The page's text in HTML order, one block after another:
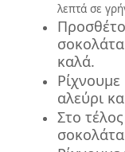
λεπτά σε
καλά.
αλεύρι
Στο